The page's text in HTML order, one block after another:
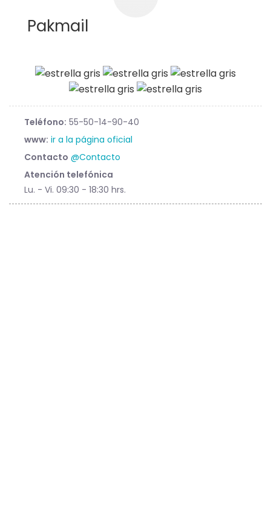
Pakmail
Teléfono: 55-50-14-90-40
www: ir a la página oficial
Contacto @Contacto
Atención telefónica
Lu. - Vi. 09:30 - 18:30 hrs.